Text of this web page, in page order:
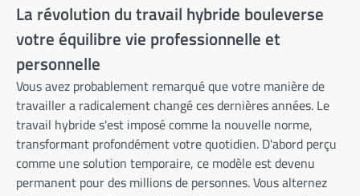
La révolution du travail hybride bouleverse
votre équilibre vie professionnelle et
personnelle
Vous avez probablement remarqué que votre manière de
travailler a radicalement changé ces dernières années. Le
travail hybride s'est imposé comme la nouvelle norme,
transformant profondément votre quotidien. D'abord perçu
comme une solution temporaire, ce modèle est devenu
permanent pour des millions de personnes. Vous alternez